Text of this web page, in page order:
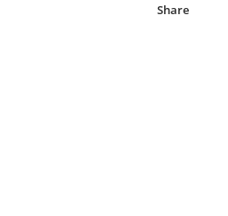
Share